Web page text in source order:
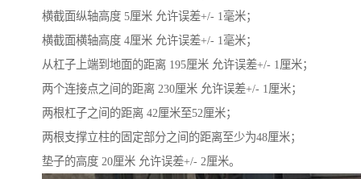
横截面纵轴高度 5厘米 允许误差+/- 1毫米；
横截面横轴高度 4厘米 允许误差+/- 1毫米；
从杠子上端到地面的距离 195厘米 允许误差+/- 1厘米；
两个连接点之间的距离 230厘米 允许误差+/- 1厘米；
两根杠子之间的距离 42厘米至52厘米；
两根支撑立柱的固定部分之间的距离至少为48厘米；
垫子的高度 20厘米 允许误差+/- 2厘米。